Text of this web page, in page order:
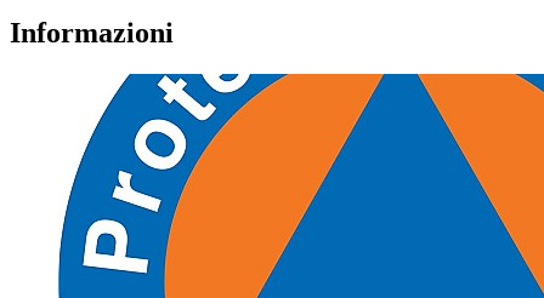
Informazioni